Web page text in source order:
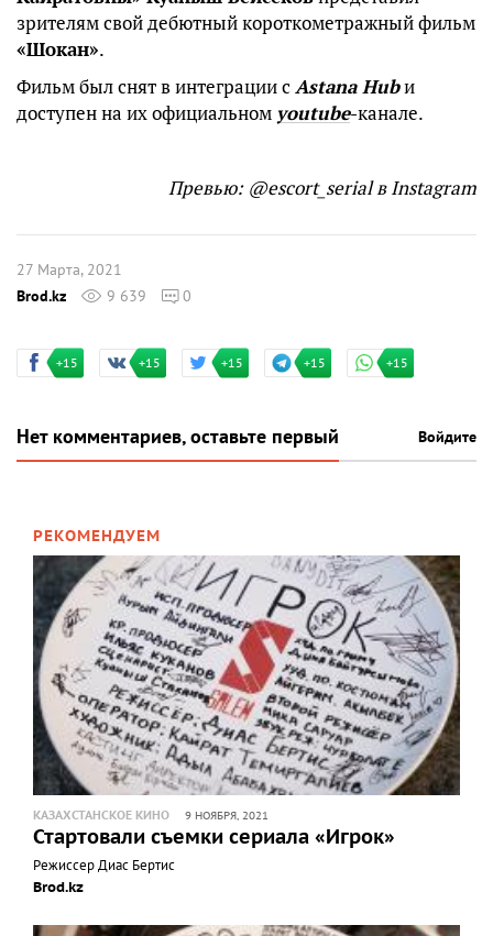
зрителям свой дебютный короткометражный фильм
«Шокан».
Фильм был снят в интеграции сAstana Hubи
доступен на их официальном youtube-канале.
Превью: @escort_serial в Instagram
27 Марта, 2021
Brod.kz
9 639 0
+15 +15 +15 +15 +15
Нет комментариев, оставьте первый Войдите
РЕКОМЕНДУЕМ
КАЗАХСТАНСКОЕ КИНО 9 НОЯБРЯ, 2021
Стартовали съемки сериала «Игрок»
Режиссер Диас Бертис
Brod.kz